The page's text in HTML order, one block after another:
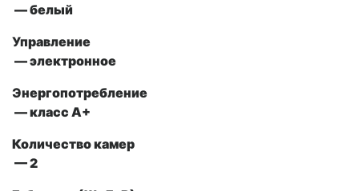
— белый
Управление
— электронное
Энергопотребление
— класс А+
Количество камер
— 2